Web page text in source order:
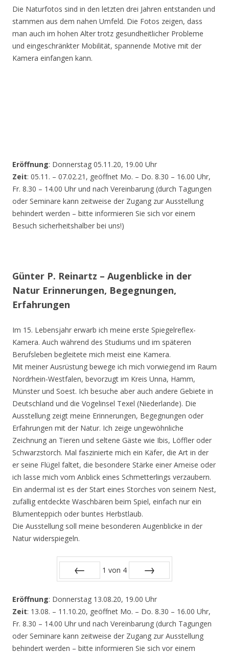
Die Naturfotos sind in den letzten drei Jahren entstanden und
stammen aus dem nahen Umfeld. Die Fotos zeigen, dass
man auch im hohen Alter trotz gesundheitlicher Probleme
und eingeschränkter Mobilität, spannende Motive mit der
Kamera einfangen kann.
Eröffnung: Donnerstag 05.11.20, 19.00 Uhr
Zeit: 05.11. – 07.02.21, geöffnet Mo. – Do. 8.30 – 16.00 Uhr,
Fr. 8.30 – 14.00 Uhr und nach Vereinbarung (durch Tagungen
oder Seminare kann zeitweise der Zugang zur Ausstellung
behindert werden – bitte informieren Sie sich vor einem
Besuch sicherheitshalber bei uns!)
Günter P. Reinartz – Augenblicke in der
Natur Erinnerungen, Begegnungen,
Erfahrungen
Im 15. Lebensjahr erwarb ich meine erste Spiegelreflex-
Kamera. Auch während des Studiums und im späteren
Berufsleben begleitete mich meist eine Kamera.
Mit meiner Ausrüstung bewege ich mich vorwiegend im Raum
Nordrhein-Westfalen, bevorzugt im Kreis Unna, Hamm,
Münster und Soest. Ich besuche aber auch andere Gebiete in
Deutschland und die Vogelinsel Texel (Niederlande). Die
Ausstellung zeigt meine Erinnerungen, Begegnungen oder
Erfahrungen mit der Natur. Ich zeige ungewöhnliche
Zeichnung an Tieren und seltene Gäste wie Ibis, Löffler oder
Schwarzstorch. Mal faszinierte mich ein Käfer, die Art in der
er seine Flügel faltet, die besondere Stärke einer Ameise oder
ich lasse mich vom Anblick eines Schmetterlings verzaubern.
Ein andermal ist es der Start eines Storches von seinem Nest,
zufällig entdeckte Waschbären beim Spiel, einfach nur ein
Blumenteppich oder buntes Herbstlaub.
Die Ausstellung soll meine besonderen Augenblicke in der
Natur widerspiegeln.
1 von 4
Eröffnung: Donnerstag 13.08.20, 19.00 Uhr
Zeit: 13.08. – 11.10.20, geöffnet Mo. – Do. 8.30 – 16.00 Uhr,
Fr. 8.30 – 14.00 Uhr und nach Vereinbarung (durch Tagungen
oder Seminare kann zeitweise der Zugang zur Ausstellung
behindert werden – bitte informieren Sie sich vor einem